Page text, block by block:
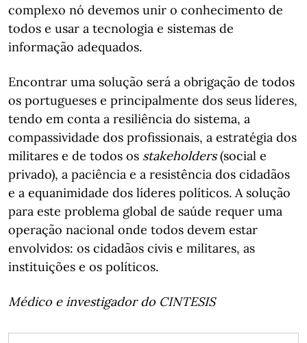
complexo nó devemos unir o conhecimento de
todos e usar a tecnologia e sistemas de
informação adequados.
Encontrar uma solução será a obrigação de todos
os portugueses e principalmente dos seus líderes,
tendo em conta a resiliência do sistema, a
compassividade dos profissionais, a estratégia dos
militares e de todos os stakeholders(social e
privado), a paciência e a resistência dos cidadãos
e a equanimidade dos líderes políticos. A solução
para este problema global de saúde requer uma
operação nacional onde todos devem estar
envolvidos: os cidadãos civis e militares, as
instituições e os políticos.
Médico e investigador do CINTESIS